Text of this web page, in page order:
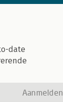
date
Aanmelden